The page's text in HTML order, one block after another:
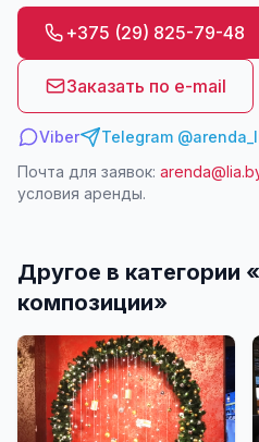
+375 (29) 825-79-48
Заказать по e-mail
Viber
Telegram
Почта для заявок:
условия аренды.
Другое в категории «
композиции»